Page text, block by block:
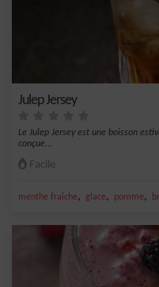
Julep Jersey
Le Julep Jersey est une boisson
conçue...
Facile
menthe fraîche, glace, pomme,